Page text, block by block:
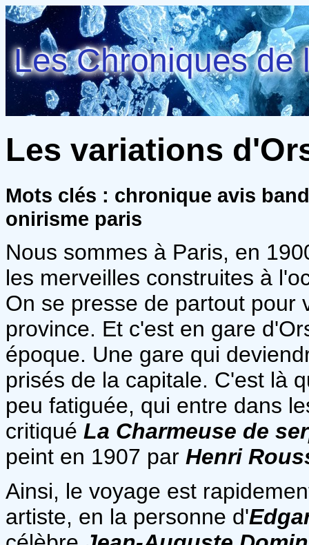
Les Chroniques de
Les variations
Mots clés : chronique avis
onirisme paris
Nous sommes à Paris, en
les merveilles construites à
On se presse de partout pour
province. Et c'est en gare
époque. Une gare qui
prisés de la capitale. C'est là
peu fatiguée, qui entre dans
critiqué La Charmeuse de
peint en 1907 par Henri
Ainsi, le voyage est
artiste, en la personne d'